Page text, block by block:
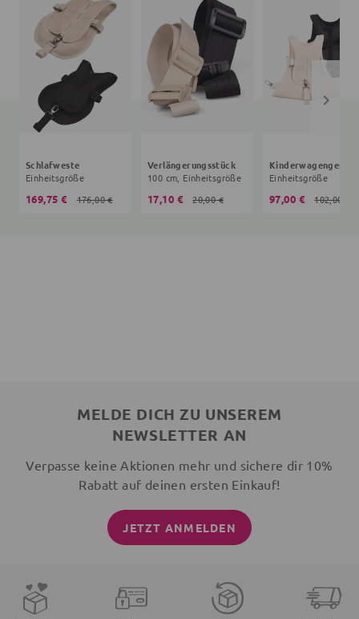
Schlafweste
Einheitsgröße
169,75 € 176,00 €
Verlängerungsstück
100 cm, Einheitsgröße
17,10 € 20,00 €
Einheitsgröße
97,00 € 102,00 €
MELDE DICH ZU UNSEREM
NEWSLETTER AN
Verpasse keine Aktionen mehr und sichere dir 10%
Rabatt auf deinen ersten Einkauf!
JETZT ANMELDEN